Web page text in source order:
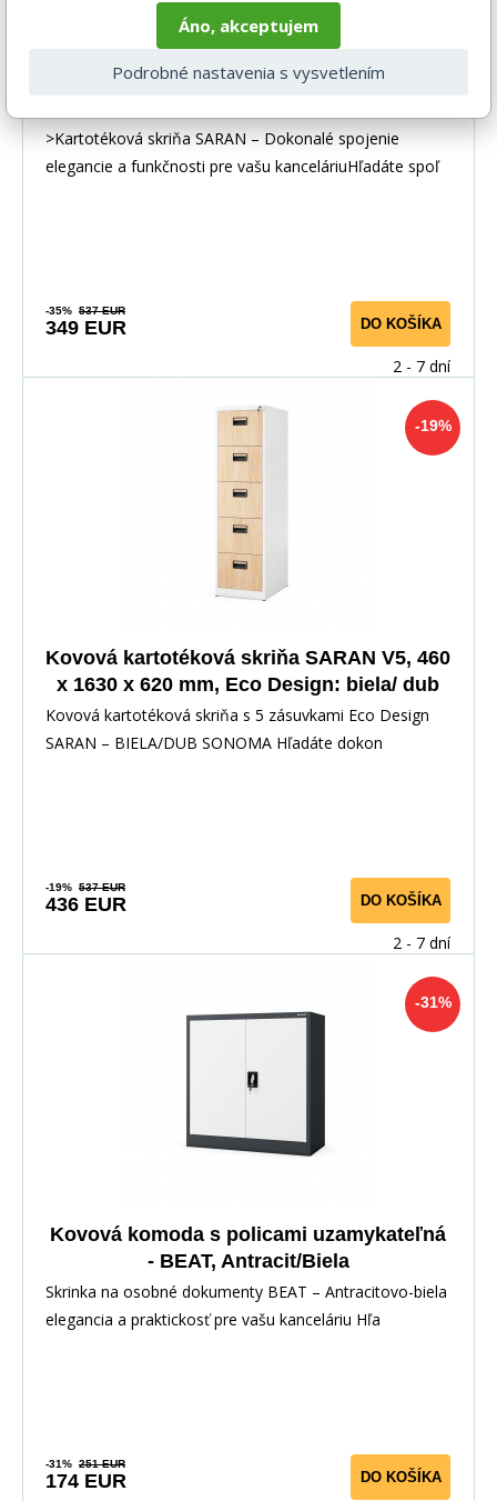
Kovová kartotéková skriňa SARAN V5, 460
antracitová/orech
>Kartotéková skriňa SARAN – Dokonalé spojenie
elegancie a funkčnosti pre vašu kanceláriuHľadáte spoľ
-35% 537 EUR
349 EUR DO KOŠÍKA
2 - 7 dní
-19%
Kovová kartotéková skriňa SARAN V5, 460
x 1630 x 620 mm, Eco Design: biela/ dub
sonoma
Kovová kartotéková skriňa s 5 zásuvkami Eco Design
SARAN – BIELA/DUB SONOMA Hľadáte dokon
-19% 537 EUR
436 EUR DO KOŠÍKA
2 - 7 dní
-31%
Kovová komoda s policami uzamykateľná
- BEAT, Antracit/Biela
Skrinka na osobné dokumenty BEAT – Antracitovo-biela
elegancia a praktickosť pre vašu kanceláriu Hľa
-31% 251 EUR
174 EUR DO KOŠÍKA
Áno, akceptujem
Podrobné nastavenia s vysvetlením